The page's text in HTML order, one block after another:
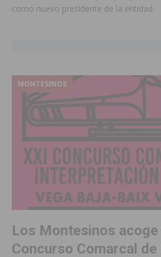
como nuevo presidente de la entidad
MONTESINOS
Los Montesinos acoge
Concurso Comarcal